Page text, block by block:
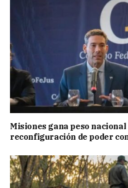
Misiones gana peso
reconfiguración de poder